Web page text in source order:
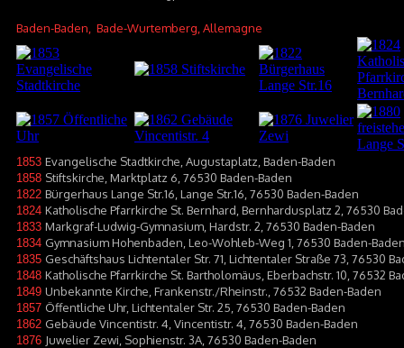
Baden-Baden , Bade-Wurtemberg, Allemagne
1853 Evangelische Stadtkirche, Augustaplatz, Baden-Baden
1858 Stiftskirche, Marktplatz 6, 76530 Baden-Baden
1822 Bürgerhaus Lange Str.16, Lange Str.16, 76530 Baden-Baden
1824 Katholische Pfarrkirche St. Bernhard, Bernhardusplatz 2, 76530
1833 Markgraf-Ludwig-Gymnasium, Hardstr. 2, 76530 Baden-Baden
1834 Gymnasium Hohenbaden, Leo-Wohleb-Weg 1, 76530 Baden-
1835 Geschäftshaus Lichtentaler Str. 71, Lichtentaler Straße 73, 76530
1848 Katholische Pfarrkirche St. Bartholomäus, Eberbachstr. 10, 76532
1849 Unbekannte Kirche, Frankenstr./Rheinstr., 76532 Baden-Baden
1857 Öffentliche Uhr, Lichtentaler Str. 25, 76530 Baden-Baden
1862 Gebäude Vincentistr. 4, Vincentistr. 4, 76530 Baden-Baden
1876 Juwelier Zewi, Sophienstr. 3A, 76530 Baden-Baden